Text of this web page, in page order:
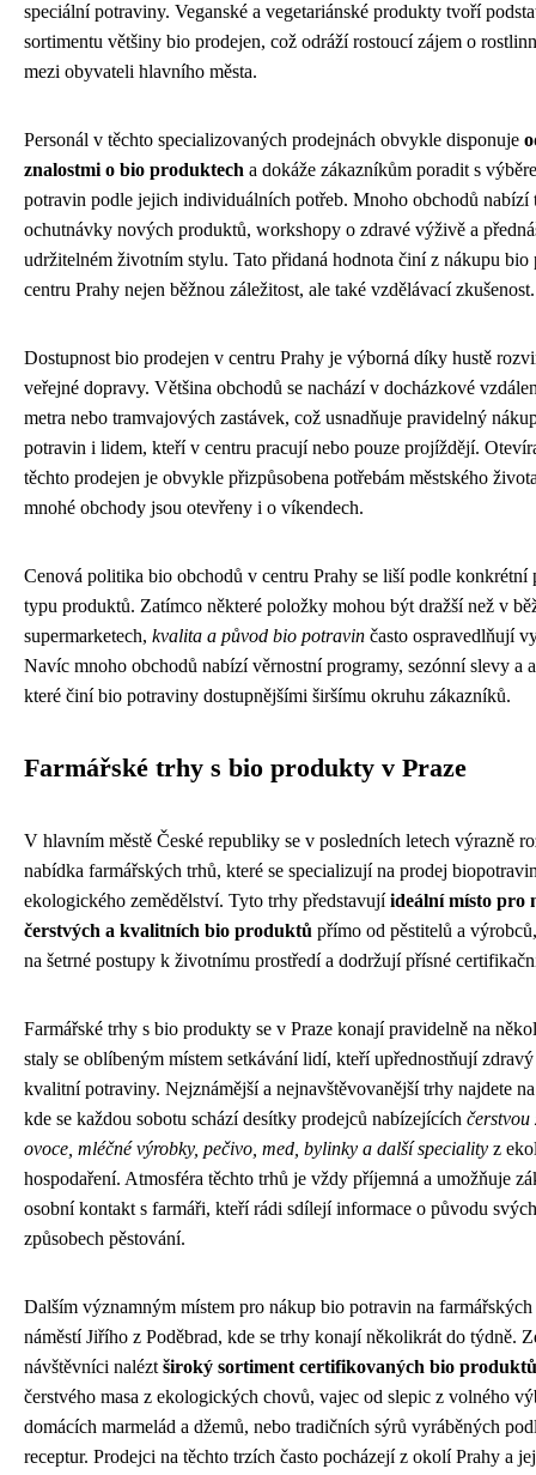
speciální potraviny. Veganské a vegetariánské produkty tvoří
sortimentu většiny bio prodejen, což odráží rostoucí zájem o
mezi obyvateli hlavního města.
Personál v těchto specializovaných prodejnách obvykle disponuje
znalostmi o bio produktech a dokáže zákazníkům poradit s
potravin podle jejich individuálních potřeb. Mnoho obchodů nabízí
ochutnávky nových produktů, workshopy o zdravé výživě a
udržitelném životním stylu. Tato přidaná hodnota činí z nákupu bio
centru Prahy nejen běžnou záležitost, ale také vzdělávací zkušenost.
Dostupnost bio prodejen v centru Prahy je výborná díky hustě
veřejné dopravy. Většina obchodů se nachází v docházkové
metra nebo tramvajových zastávek, což usnadňuje pravidelný
potravin i lidem, kteří v centru pracují nebo pouze projíždějí.
těchto prodejen je obvykle přizpůsobena potřebám městského
mnohé obchody jsou otevřeny i o víkendech.
Cenová politika bio obchodů v centru Prahy se liší podle konkrétní
typu produktů. Zatímco některé položky mohou být dražší než v
supermarketech, kvalita a původ bio potravin často ospravedlňují
Navíc mnoho obchodů nabízí věrnostní programy, sezónní slevy a
které činí bio potraviny dostupnějšími širšímu okruhu zákazníků.
Farmářské trhy s bio produkty v Praze
V hlavním městě České republiky se v posledních letech výrazně
nabídka farmářských trhů, které se specializují na prodej
ekologického zemědělství. Tyto trhy představujíideální místo pro
čerstvých a kvalitních bio produktů přímo od pěstitelů a
na šetrné postupy k životnímu prostředí a dodržují přísné
Farmářské trhy s bio produkty se v Praze konají pravidelně na
staly se oblíbeným místem setkávání lidí, kteří upřednostňují
kvalitní potraviny. Nejznámější a nejnavštěvovanější trhy najdete
kde se každou sobotu schází desítky prodejců nabízejících čerstvou
ovoce, mléčné výrobky, pečivo, med, bylinky a další speciality z
hospodaření. Atmosféra těchto trhů je vždy příjemná a umožňuje
osobní kontakt s farmáři, kteří rádi sdílejí informace o původu
způsobech pěstování.
Dalším významným místem pro nákup bio potravin na
náměstí Jiřího z Poděbrad, kde se trhy konají několikrát do týdně.
návštěvníci nalézt široký sortiment certifikovaných bio produktů
čerstvého masa z ekologických chovů, vajec od slepic z volného
domácích marmelád a džemů, nebo tradičních sýrů vyráběných
receptur. Prodejci na těchto trzích často pocházejí z okolí Prahy a